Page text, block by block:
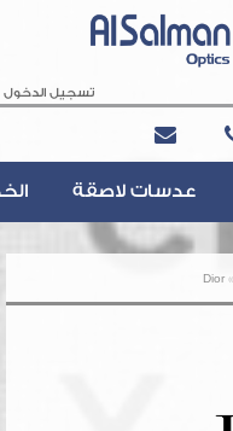
تسجيل الدخول
عدسات لاصقة
»
Dior